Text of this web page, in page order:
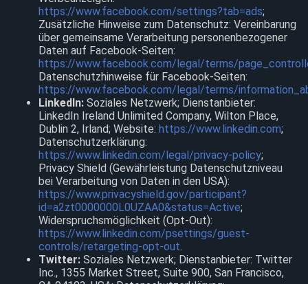
https://www.facebook.com/settings?tab=ads;
Zusätzliche Hinweise zum Datenschutz: Vereinbarung
über gemeinsame Verarbeitung personenbezogener
Daten auf Facebook-Seiten:
https://www.facebook.com/legal/terms/
Datenschutzhinweise für Facebook-Seiten:
https://www.facebook.com/legal/terms/
LinkedIn: Soziales Netzwerk; Dienstanbieter:
LinkedIn Ireland Unlimited Company, Wilton Place,
Dublin 2, Irland; Website: https://www.linkedin.com;
Datenschutzerklärung:
https://www.linkedin.com/legal/privacy-policy;
Privacy Shield (Gewährleistung Datenschutzniveau
bei Verarbeitung von Daten in den USA):
https://www.privacyshield.gov/participant?
id=a2zt0000000L0UZAA0&status=Active;
Widerspruchsmöglichkeit (Opt-Out):
https://www.linkedin.com/psettings/guest-
controls/retargeting-opt-out.
Twitter: Soziales Netzwerk; Dienstanbieter: Twitter
Inc., 1355 Market Street, Suite 900, San Francisco,